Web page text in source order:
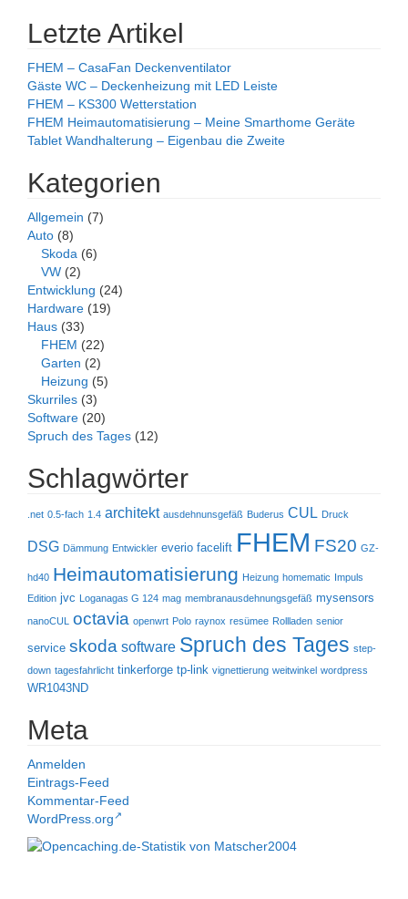
Letzte Artikel
FHEM – CasaFan Deckenventilator
Gäste WC – Deckenheizung mit LED Leiste
FHEM – KS300 Wetterstation
FHEM Heimautomatisierung – Meine Smarthome Geräte
Tablet Wandhalterung – Eigenbau die Zweite
Kategorien
Allgemein (7)
Auto (8)
Skoda (6)
VW (2)
Entwicklung (24)
Hardware (19)
Haus (33)
FHEM (22)
Garten (2)
Heizung (5)
Skurriles (3)
Software (20)
Spruch des Tages (12)
Schlagwörter
.net 0.5-fach 1.4 architekt ausdehnunsgefäß Buderus CUL Druck
DSG Dämmung Entwickler everio facelift FHEM FS20 GZ-
hd40 Heimautomatisierung Heizung homematic
Impuls
Edition jvc Loganagas G 124 mag membranausdehnungsgefäß mysensors
nanoCUL octavia openwrt Polo raynox resümee Rollladen senior
service skoda software Spruch des Tages step-
down tagesfahrlicht tinkerforge tp-link vignettierung weitwinkel wordpress
WR1043ND
Meta
Anmelden
Eintrags-Feed
Kommentar-Feed
WordPress.org